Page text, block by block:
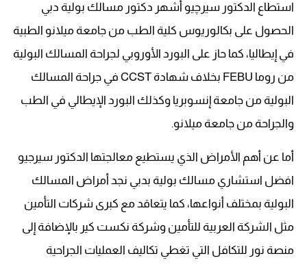
استطاع الدكتور سيرچيو أشهر دكتور مسالك بولية دبي
الحصول على بكالوريوس كلية الطب من جامعة ميلانو الطبية
في إيطاليا، كما حاز على البورد الأوروبي لجراحة المسالك البولية
من روما FEBU بخلاف شهادة CCST في جراحة المسالك
البولية من جامعة إنسوبريا وكذلك البورد الإيطالي في الطب
والجراحة من جامعة ميلانو.
أما عن أهم الأمراض الذي يستطيع معالجتها الدكتور سيرجيو
افضل استشاري مسالك بولية بدبي نجد أمراض المسالك
البولية بمختلف أنواعها، كما يتعاقد مع كبرى شركات التأمين
مثل الشركة العربية للتأمين وشركة نكست كير بالإضافة إلى
منصة نور للتكافل التي تغطي تكاليف العمليات الجراحية